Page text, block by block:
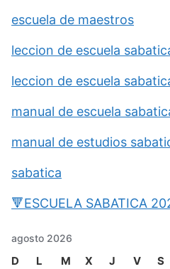
escuela de maestros
leccion de escuela
leccion de escuela
manual de escuela
manual de estudios
sabatica
🔻ESCUELA SABATICA
agosto 2026
D L M X J V S